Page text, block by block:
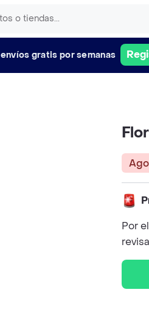
envíos gratis por semanas
Por